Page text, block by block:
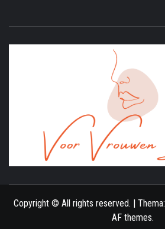
Copyright © All rights reserved. | Thema:
AF themes.